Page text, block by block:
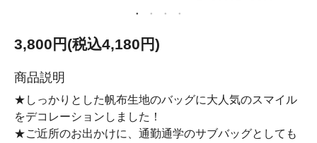
3,800円(税込4,180円)
商品説明
★しっかりとした帆布生地のバッグに大人気のスマイル
をデコレーションしました！
★ご近所のお出かけに、通勤通学のサブバッグとしても